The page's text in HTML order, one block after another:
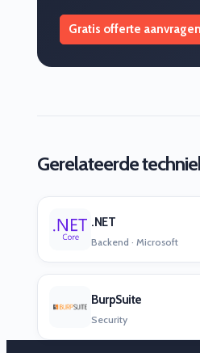
Gratis offerte aanvragen
Gerelateerde
.NET
Backend · Microsoft
BurpSuite
Security